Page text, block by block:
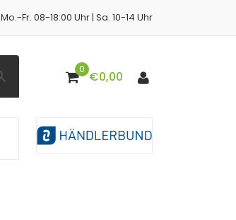
Mo.-Fr. 08-18:00 Uhr | Sa. 10-14 Uhr
0 €0,00